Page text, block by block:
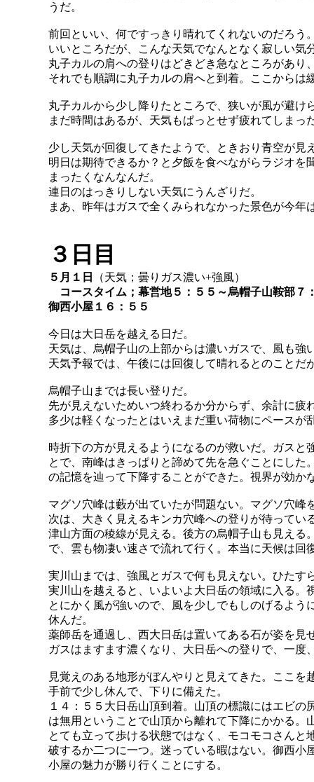
うだ。
前回といい、何ですっきり晴れてくれないのだろう
いいところだが、こんな天気でなんとなく寂しい
丸子カルの肩への登りはどきどき急なところがあ
それでも順調に丸子カルの肩へと到着。ここからは
丸子カルから少し降りたところで、狭いが風が避け
まだ時間はあるが、天気もぱっとせず疲れてしまっ
少し天気が回復してきたようで、ときおり青空が見
明日は期待できるか？と夕飯を食べながらラジオ
まったくなんなんだ。
連日のはっきりしない天気にうんざりだ。
まあ、昨年はガスで全くみられなかった景色が今年
３日目
５月１日
（天気；曇りガス濃い+強風）
コースタイム；幕営地５：５５～烏帽子山鞍部
御西小屋１６：５５
今日は大日岳を越える日だ。
天気は、烏帽子山の上部からは濃いガスで、風も強
天気予報では、午後には回復して晴れるとのことだ
烏帽子山までは長い登りだ。
先が見えないためいつ終わるか分からず、余計に疲
多少は軽くなったとはいえまだ重い荷物にペース
時折下の方が見えるようになるのが救いだ。ガス
とで、南峰はきっぱりと諦めて先を急ぐことにし
の記憶を辿って下降することができた。視界が効
マグソ穴峰は藪が出ていたが問題ない。マグソ穴峰
次は、大きく見えるキンカ穴峰への登りが待って
津山方面の稜線が見える。後方の烏帽子山も見え
で、雲も物凄い速さで流れて行く。本当に天候は回
実川山までは、強風とガスで何も見えない。ひた
実川山を越えると、いよいよ大日岳の領域に入る
とにかく風が強いので、風を少しでもしのげるよ
休んだ。
薬師岳を通過し、西大日岳は置いてある石が姿を見
ガスはますます濃くなり、大日岳への登りで、一度
見覚えのある地形がぼんやりと見えてきた。ここを
手前で少し休んで、下りに備えた。
１４：５５大日岳山頂到着。山頂の標識にはエビ
は無用ということで山頂から離れて下降にかかる
とても立って歩ける状態ではなく、モコモコさん
破するか二つに一つ。迷っている暇はない。御西
小屋の魅力が勝り行くことにする。